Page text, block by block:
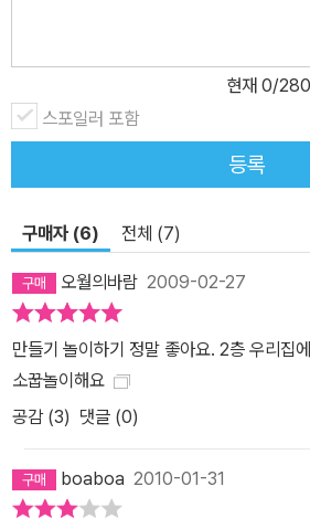
현재 0/
스포일러 포함
등록
구매자 (6) 전체 (7)
오월의바람 2009-02-27
만들기 놀이하기 정말 좋아요. 2층 우리집
소꿉놀이해요
공감 (3) 댓글 (0)
boaboa 2010-01-31